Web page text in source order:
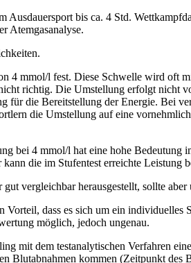
bis ca. 4 Std.
Atemgasanalyse.
4 mmol/l fest. Diese Schwelle wird oft
richtig. Die Umstellung erfolgt nicht
für die Bereitstellung der Energie. Bei
die Umstellung auf eine
bei 4 mmol/l hat eine hohe
die im Stufentest erreichte Leistung
vergleichbar herausgestellt, sollte
Vorteil, dass es sich um ein
möglich, jedoch ungenau.
mit dem testanalytischen Verfahren
Blutabnahmen kommen (Zeitpunkt